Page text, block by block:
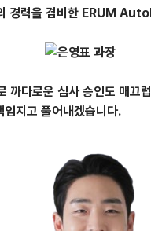
경력을 겸비한 ERUM
까다로운 심사 승인도 매끄
지고 풀어내겠습니다.